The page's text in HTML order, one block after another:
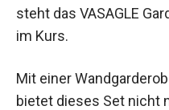
steht das VASAGLE
im Kurs.
Mit einer
bietet dieses Set nicht